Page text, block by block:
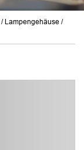
/ Lampengehäuse /